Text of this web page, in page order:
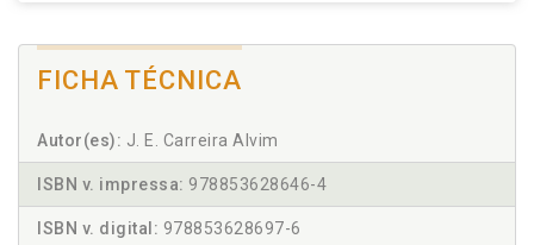
FICHA TÉCNICA
Autor(es): J. E. Carreira Alvim
ISBN v. impressa: 978853628646-4
ISBN v. digital: 978853628697-6